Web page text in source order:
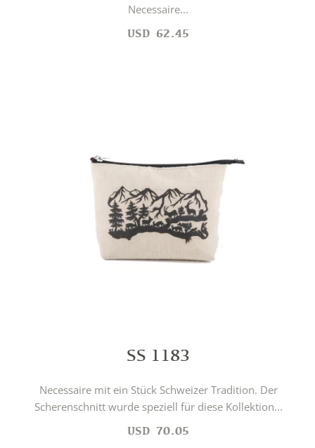
Necessaire...
USD 62.45
SS 1183
Necessaire mit ein Stück Schweizer Tradition. Der
Scherenschnitt wurde speziell für diese Kollektion...
USD 70.05